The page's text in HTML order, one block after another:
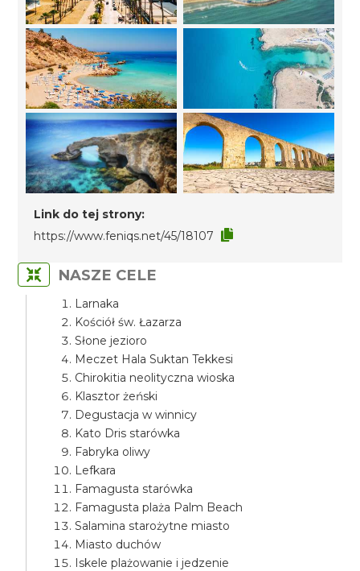
Link do tej strony:
https://www.feniqs.net/45/18107
NASZE CELE
Larnaka
Kościół św. Łazarza
Słone jezioro
Meczet Hala Suktan Tekkesi
Chirokitia neolityczna wioska
Klasztor żeński
Degustacja w winnicy
Kato Dris starówka
Fabryka oliwy
Lefkara
Famagusta starówka
Famagusta plaża Palm Beach
Salamina starożytne miasto
Miasto duchów
Iskele plażowanie i jedzenie